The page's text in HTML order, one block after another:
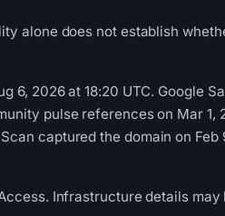
alone does not establish
6, 2026 at 18:20 UTC. Google
pulse references on Mar 1,
captured the domain on Feb
Infrastructure details may